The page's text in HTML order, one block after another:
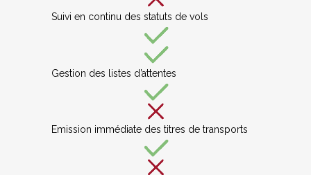
Suivi en continu des statuts de vols
Gestion des listes d’attentes
Emission immédiate des titres de transports